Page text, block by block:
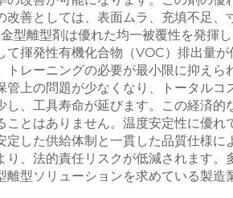
善としては、表面ムラ、充填不足
離型剤は優れた均一被覆性を発揮
揮発性有機化合物（VOC）排出量
レーニングの必要が最小限に抑え
上の問題が少なくなり、トータル
、工具寿命が延びます。この経済的
とはありません。温度安定性に優
した供給体制と一貫した品質仕様
、法的責任リスクが低減されます
型ソリューションを求めている製造